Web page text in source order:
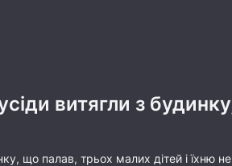
витягли з
що палав, трьох малих дітей і їхню